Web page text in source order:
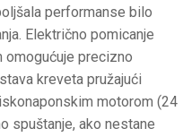
performanse bilo
Električno pomicanje
omogućuje precizno
kreveta pružajući
motorom (24
spuštanje, ako nestane